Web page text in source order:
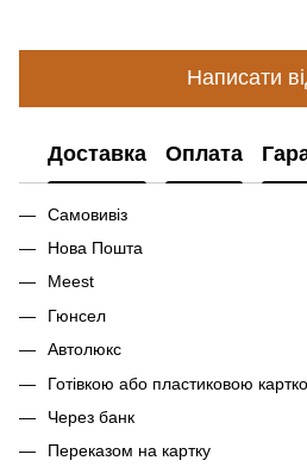
Написати
Доставка Оплата
Самовивіз
Нова Пошта
Meest
Гюнсел
Автолюкс
Готівкою або пластиковою
Через банк
Переказом на картку